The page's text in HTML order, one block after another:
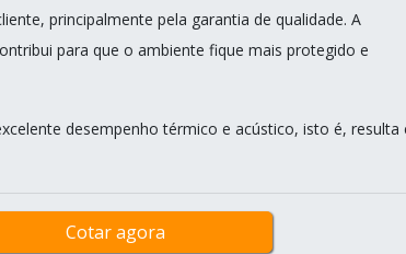
principalmente pela garantia de qualidade. A
para que o ambiente fique mais protegido e
desempenho térmico e acústico, isto é, resulta
Cotar agora